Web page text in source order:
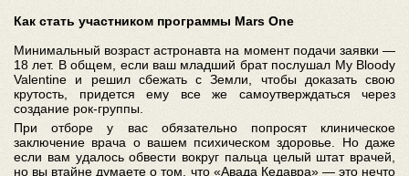
Как стать участником программы Mars One
Минимальный возраст астронавта на момент подачи заявки —
18 лет. В общем, если ваш младший брат послушал My Bloody
Valentine и решил сбежать с Земли, чтобы доказать свою
крутость, придется ему все же самоутверждаться через
создание рок-группы.
При отборе у вас обязательно попросят клиническое
заключение врача о вашем психическом здоровье. Но даже
если вам удалось обвести вокруг пальца целый штат врачей,
но вы втайне думаете о том, что «Авада Кедавра» — это нечто